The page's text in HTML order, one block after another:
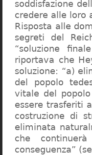
soddisfazione
credere alle loro
Risposta alle
segreti del
“soluzione
riportava che
soluzione: “a)
del popolo
vitale del
essere trasferiti
costruzione di
eliminata
che
conseguenza”